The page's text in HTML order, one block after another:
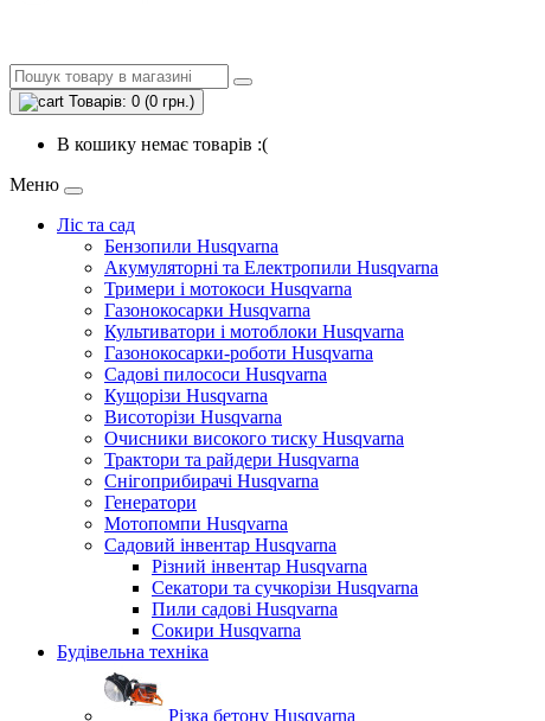
Товарів: 0 (0 грн.)
В кошику немає товарів :(
Меню
Ліс та сад
Бензопили Husqvarna
Акумуляторні та Електропили Husqvarna
Тримери і мотокоси Husqvarna
Газонокосарки Husqvarna
Культиватори і мотоблоки Husqvarna
Газонокосарки-роботи Husqvarna
Садові пилососи Husqvarna
Кущорізи Husqvarna
Висоторізи Husqvarna
Очисники високого тиску Husqvarna
Трактори та райдери Husqvarna
Снігоприбирачі Husqvarna
Генератори
Мотопомпи Husqvarna
Садовий інвентар Husqvarna
Різний інвентар Husqvarna
Секатори та сучкорізи Husqvarna
Пили садові Husqvarna
Сокири Husqvarna
Будівельна техніка
Різка бетону Husqvarna